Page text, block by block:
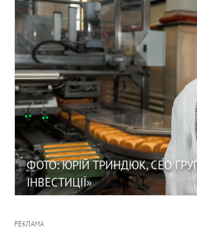
ФОТО: ЮРІЙ ТРИНДЮК, CEO
ІНВЕСТИЦІЇ»
РЕКЛАМА